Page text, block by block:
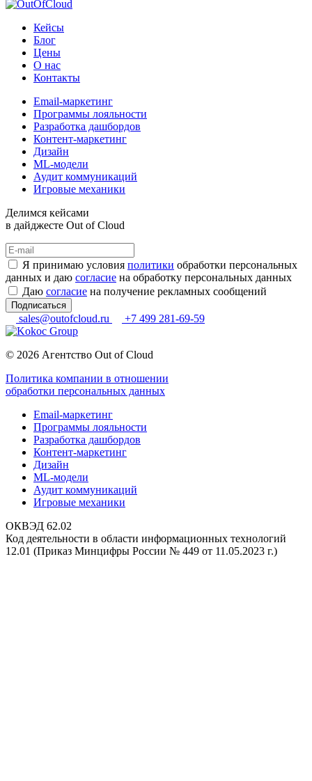
Кейсы
Блог
Цены
О нас
Контакты
Email-маркетинг
Программы лояльности
Разработка дашбордов
Контент-маркетинг
Дизайн
ML-модели
Аудит коммуникаций
Игровые механики
Делимся кейсами
в дайджесте Out of Cloud
Я принимаю условия политики обработки персональных
данных и даю согласие на обработку персональных данных
Даю согласие на получение рекламных сообщений
Подписаться
sales@outofcloud.ru +7 499 281-69-59
© 2026 Агентство Out of Cloud
Политика компании в отношении
обработки персональных данных
Email-маркетинг
Программы лояльности
Разработка дашбордов
Контент-маркетинг
Дизайн
ML-модели
Аудит коммуникаций
Игровые механики
ОКВЭД 62.02
Код деятельности в области информационных технологий
12.01 (Приказ Минцифры России № 449 от 11.05.2023 г.)